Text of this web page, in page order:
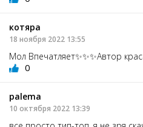
котяра
18 ноября 2022 13:55
Мол Впечатляет✨✨✨Автор
0
palemа
10 октября 2022 13:39